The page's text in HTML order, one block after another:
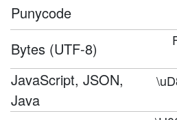
Punycode
Bytes (UTF-8)
JavaScript, JSON,
Java